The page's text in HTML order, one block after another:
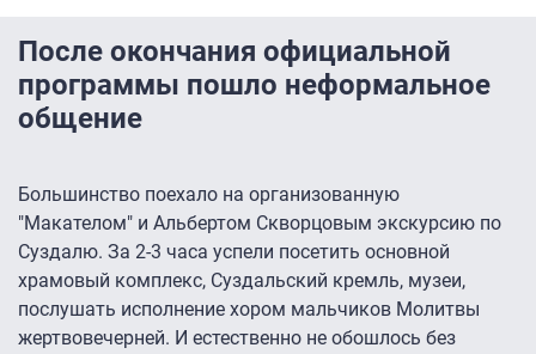
После окончания официальной
программы пошло неформальное
общение
Большинство поехало на организованную
"Макателом" и Альбертом Скворцовым экскурсию по
Суздалю. За 2-3 часа успели посетить основной
храмовый комплекс, Суздальский кремль, музеи,
послушать исполнение хором мальчиков Молитвы
жертвовечерней. И естественно не обошлось без